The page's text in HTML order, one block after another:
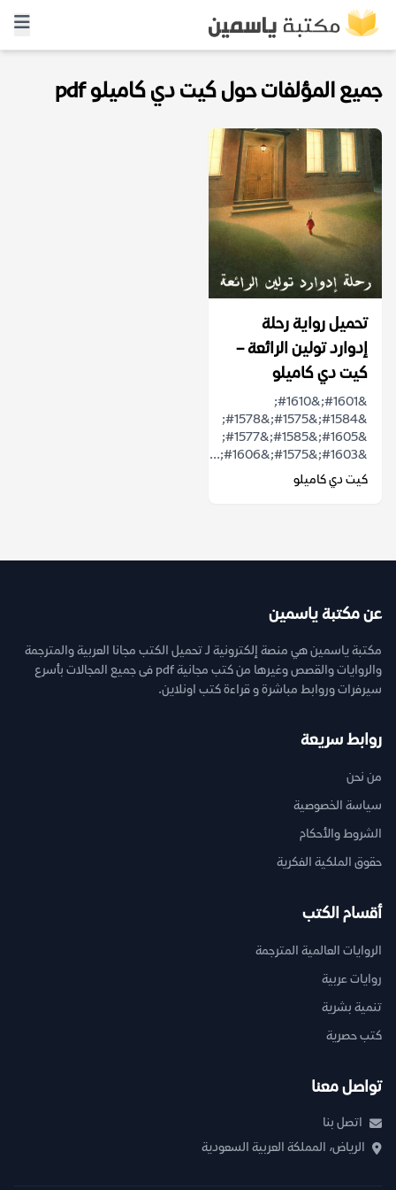
جميع المؤلفات حول كيت دي كاميلو pdf
تحميل رواية رحلة
إدوارد تولين الرائعة –
كيت دي كاميلو
&#1601;&#1610;
&#1584;&#1575;&#1578;
&#1605;&#1585;&#1577;
&#1603;&#1575;&#1606;...
كيت دي كاميلو
عن مكتبة ياسمين
مكتبة ياسمين هي منصة إلكترونية لـ تحميل الكتب مجانا العربية والمترجمة
والروايات والقصص وغيرها من كتب مجانية pdf فى جميع المجالات بأسرع
سيرفرات وروابط مباشرة و قراءة كتب اونلاين.
روابط سريعة
من نحن
سياسة الخصوصية
الشروط والأحكام
حقوق الملكية الفكرية
أقسام الكتب
الروايات العالمية المترجمة
روايات عربية
تنمية بشرية
كتب حصرية
تواصل معنا
اتصل بنا
الرياض، المملكة العربية السعودية